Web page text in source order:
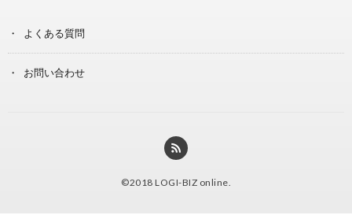
よくある質問
お問い合わせ
©2018 LOGI-BIZ online.